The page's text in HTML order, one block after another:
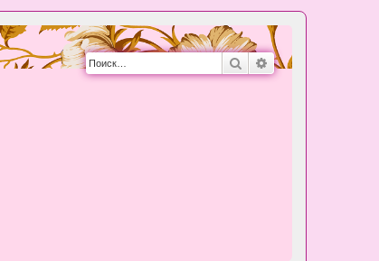
ПоискРасширенный